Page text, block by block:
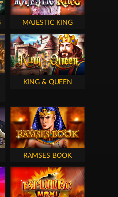
MAJESTIC KING
KING & QUEEN
RAMSES BOOK